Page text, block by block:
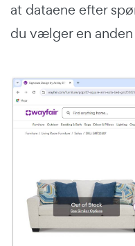
at dataene efter
du vælger en